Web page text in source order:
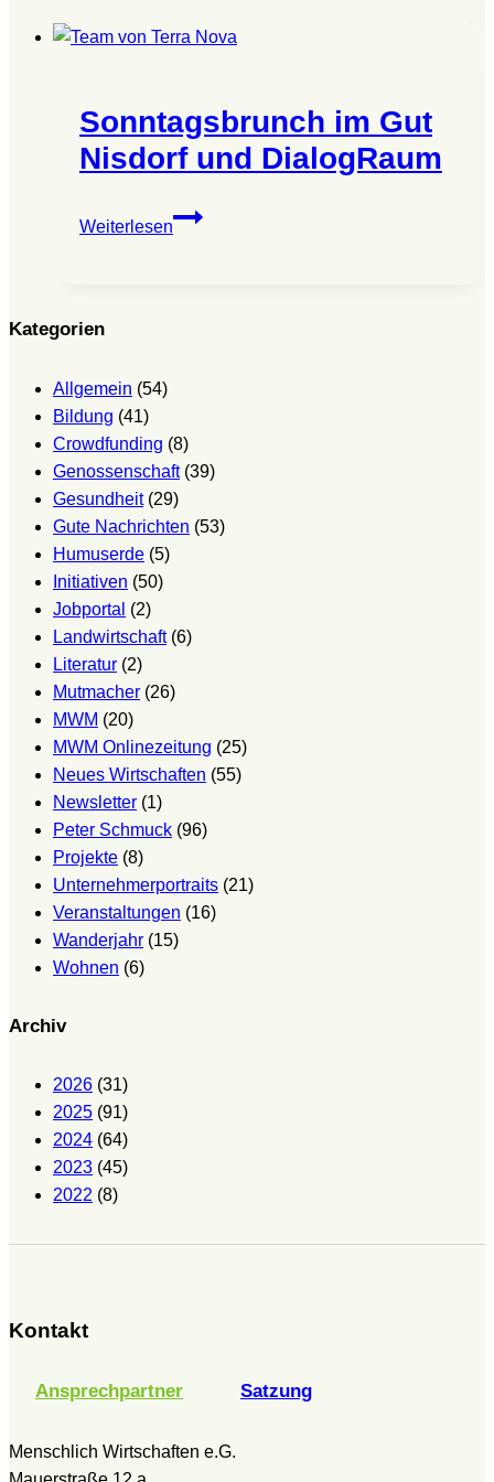
Nisdorf
Sonntagsbrunch im Gut
Nisdorf und DialogRaum
Weiterlesen
Sonntagsbrunch
Kategorien
Allgemein (54)
Bildung (41)
Crowdfunding (8)
Genossenschaft(39)
Gesundheit(29)
Gute Nachrichten (53)
Humuserde (5)
Initiativen (50)
Jobportal (2)
Landwirtschaft(6)
Literatur (2)
Mutmacher (26)
MWM (20)
MWM Onlinezeitung (25)
Neues Wirtschaften (55)
Newsletter (1)
Peter Schmuck (96)
Projekte (8)
Unternehmerportraits (21)
Veranstaltungen (16)
Wanderjahr (15)
Wohnen (6)
Archiv
2026 (31)
2025 (91)
2024 (64)
2023 (45)
2022 (8)
Kontakt
Ansprechpartner Satzung
Menschlich Wirtschaften e.G.